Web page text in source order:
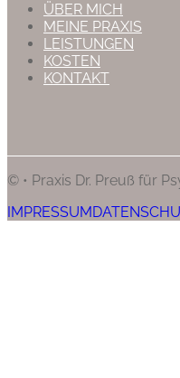
ÜBER MICH
MEINE PRAXIS
LEISTUNGEN
KOSTEN
KONTAKT
© • Praxis Dr. Preuß für
IMPRESSUM